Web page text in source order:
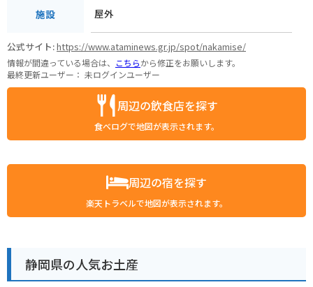
施設 屋外
公式サイト:https://www.ataminews.gr.jp/spot/nakamise/
情報が間違っている場合は、 こちらから修正をお願いします。
最終更新ユーザー： 未ログインユーザー
周辺の飲食店を探す
食べログで地図が表示されます。
周辺の宿を探す
楽天トラベルで地図が表示されます。
静岡県の人気お土産